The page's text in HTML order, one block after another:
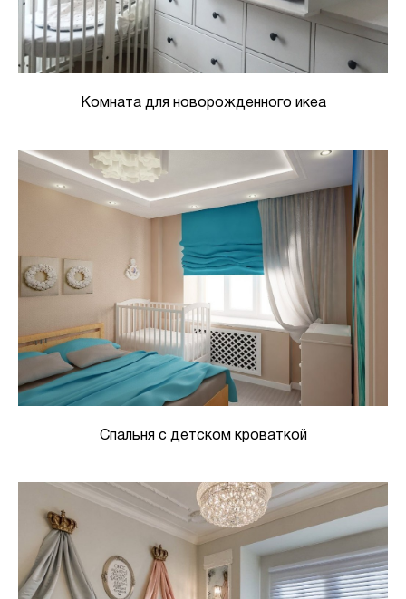
Комната для новорожденного икеа
Спальня с детском кроваткой